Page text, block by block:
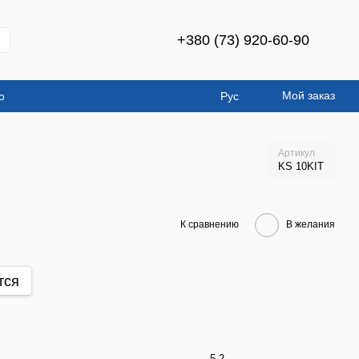
+380 (73) 920-60-90
Рус Мой заказ
Артикул
KS 10KIT
К сравнению В желания